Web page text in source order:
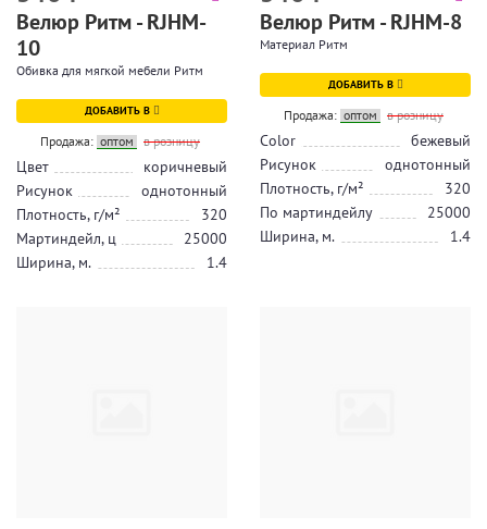
Велюр Ритм - RJHM-
10
Обивка для мягкой мебели Ритм
ДОБАВИТЬ В
Продажа: оптом в розницу
Цвет
коричневый
Рисунок
однотонный
Плотность, г/м²
320
Мартиндейл, ц
25000
Ширина, м.
1.4
Велюр Ритм - RJHM-8
Материал Ритм
ДОБАВИТЬ В
Продажа: оптом в розницу
Color
бежевый
Рисунок
однотонный
Плотность, г/м²
320
По мартиндейлу
25000
Ширина, м.
1.4